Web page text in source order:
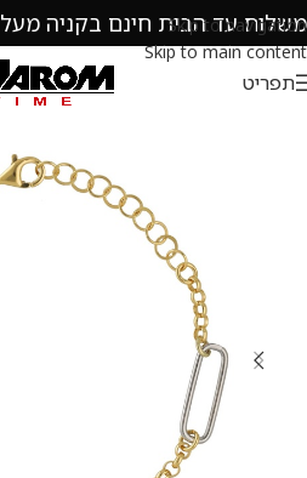
Skip to navigation
Skip to main content
משלוח עד הבית חינם בקניה מעל 299 ש״ח
תפריט